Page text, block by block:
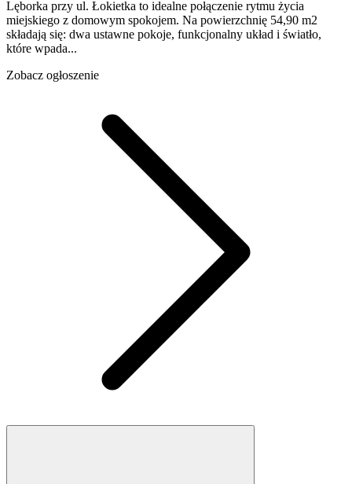
Lęborka przy ul. Łokietka to idealne połączenie rytmu życia
miejskiego z domowym spokojem. Na powierzchnię 54,90 m2
składają się: dwa ustawne pokoje, funkcjonalny układ i światło,
które wpada...
Zobacz ogłoszenie